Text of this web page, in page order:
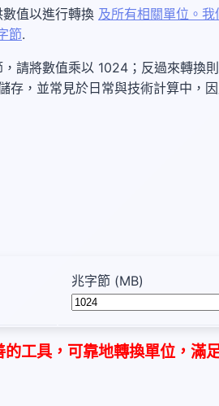
值以進行轉換 及所有相關單位。
節.
請將數值乘以 1024；反過來轉換
，並常見於日常與技術計算中，
兆字節 (MB)
工具，可靠地轉換單位，滿